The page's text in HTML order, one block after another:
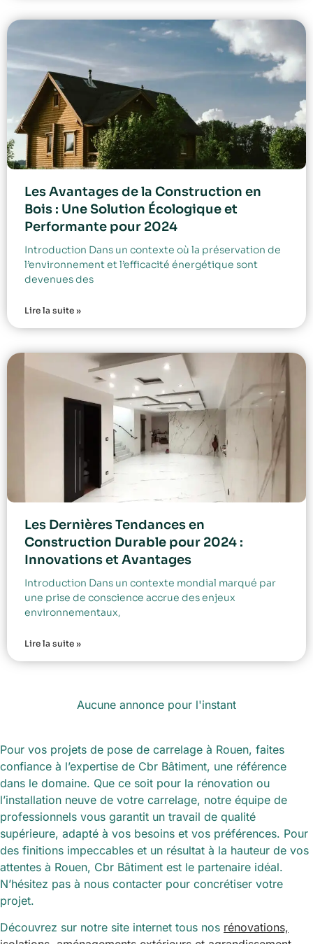
Les Avantages de la Construction en
Bois : Une Solution Écologique et
Performante pour 2024
Introduction Dans un contexte où la préservation de
l’environnement et l’efficacité énergétique sont
devenues des
Lire la suite »
Les Dernières Tendances en
Construction Durable pour 2024 :
Innovations et Avantages
Introduction Dans un contexte mondial marqué par
une prise de conscience accrue des enjeux
environnementaux,
Lire la suite »
Aucune annonce pour l'instant
Pour vos projets de pose de carrelage à Rouen, faites
confiance à l’expertise de Cbr Bâtiment, une référence
dans le domaine. Que ce soit pour la rénovation ou
l’installation neuve de votre carrelage, notre équipe de
professionnels vous garantit un travail de qualité
supérieure, adapté à vos besoins et vos préférences. Pour
des finitions impeccables et un résultat à la hauteur de vos
attentes à Rouen, Cbr Bâtiment est le partenaire idéal.
N’hésitez pas à nous contacter pour concrétiser votre
projet.
Découvrez sur notre site internet tous nos rénovations,